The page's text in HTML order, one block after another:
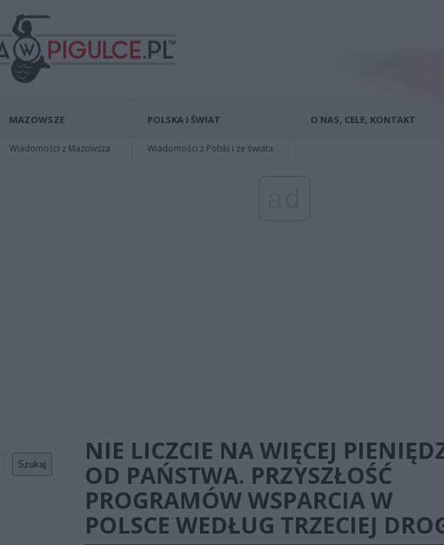
MAZOWSZE
Wiadomości z Mazowsza
POLSKA I ŚWIAT
Wiadomości z Polski i ze świata
O NAS, CELE, KONTAKT
Szukaj
NIE LICZCIE NA WIĘCEJ
OD PAŃSTWA. PRZYSZŁOŚĆ
PROGRAMÓW WSPARCIA W
POLSCE WEDŁUG TRZECIEJ